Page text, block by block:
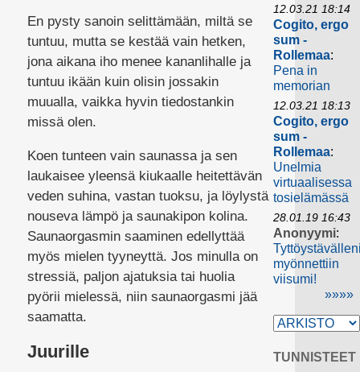
En pysty sanoin selittämään, miltä se
tuntuu, mutta se kestää vain hetken,
jona aikana iho menee kananlihalle ja
tuntuu ikään kuin olisin jossakin
muualla, vaikka hyvin tiedostankin
missä olen.
Koen tunteen vain saunassa ja sen
laukaisee yleensä kiukaalle heitettävän
veden suhina, vastan tuoksu, ja löylystä
nouseva lämpö ja saunakipon kolina.
Saunaorgasmin saaminen edellyttää
myös mielen tyyneyttä. Jos minulla on
stressiä, paljon ajatuksia tai huolia
pyörii mielessä, niin saunaorgasmi jää
saamatta.
Juurille
12.03.21 18:14
Cogito, ergo
sum -
Rollemaa:
Pena in
memorian
12.03.21 18:13
Cogito, ergo
sum -
Rollemaa:
Unelmia
virtuaalisessa
tosielämässä
28.01.19 16:43
Anonyymi:
myönnettiin
viisumi!
»»»»
TUNNISTEET